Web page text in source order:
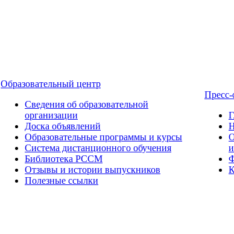
Образовательный центр
Сведения об образовательной
организации
Доска объявлений
Образовательные программы и курсы
Система дистанционного обучения
Библиотека РССМ
Отзывы и истории выпускников
Полезные ссылки
Пресс-